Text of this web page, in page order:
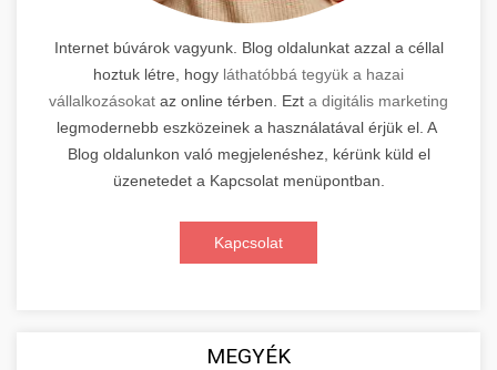
Internet búvárok vagyunk. Blog oldalunkat azzal a céllal
hoztuk létre, hogy láthatóbbá tegyük a hazai
vállalkozásokat az online térben. Ezt a digitális marketing
legmodernebb eszközeinek a használatával érjük el. A
Blog oldalunkon való megjelenéshez, kérünk küld el
üzenetedet a Kapcsolat menüpontban.
Kapcsolat
MEGYÉK